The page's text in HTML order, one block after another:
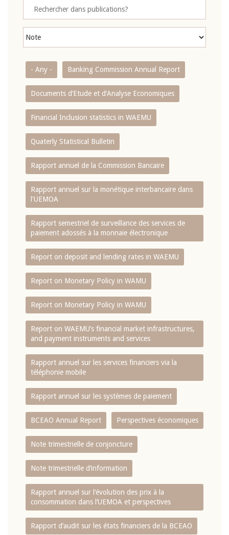
- Any - Banking Commission Annual Report
Documents d’Etude et d’Analyse Economiques
Financial Inclusion statistics in WAEMU
Quaterly Statistical Bulletin
Rapport annuel de la Commission Bancaire
Rapport annuel sur la monétique interbancaire dans
l'UEMOA
Rapport semestriel de surveillance des services de
paiement adossés à la monnaie électronique
Report on deposit and lending rates in WAEMU
Report on Monetary Policy in WAMU
Report on Monetary Policy in WAMU
Report on WAEMU’s financial market infrastructures,
and payment instruments and services
Rapport annuel sur les services financiers via la
téléphonie mobile
Rapport annuel sur les systèmes de paiement
BCEAO Annual Report Perspectives économiques
Note trimestrielle de conjoncture
Note trimestrielle d‘information
Rapport annuel sur l‘évolution des prix à la
consommation dans l‘UEMOA et perspectives
Rapport d‘audit sur les états financiers de la BCEAO